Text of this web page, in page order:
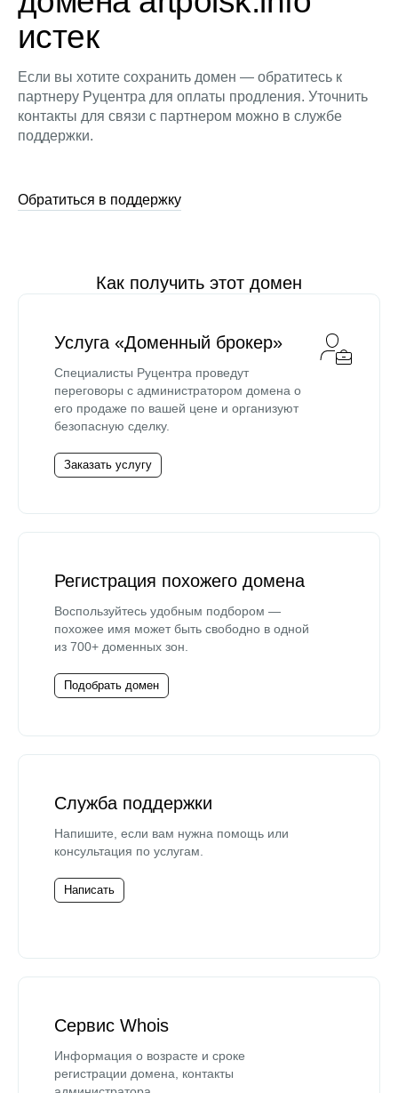
истек
Если вы хотите сохранить домен — обратитесь к
партнеру Руцентра для оплаты продления. Уточнить
контакты для связи с партнером можно в службе
поддержки.
Обратиться в поддержку
Как получить этот домен
Услуга «Доменный брокер»
Специалисты Руцентра проведут
переговоры с администратором домена о
его продаже по вашей цене и организуют
безопасную сделку.
Заказать услугу
Регистрация похожего домена
Воспользуйтесь удобным подбором —
похожее имя может быть свободно в одной
из 700+ доменных зон.
Подобрать домен
Служба поддержки
Напишите, если вам нужна помощь или
консультация по услугам.
Написать
Сервис Whois
Информация о возрасте и сроке
регистрации домена, контакты